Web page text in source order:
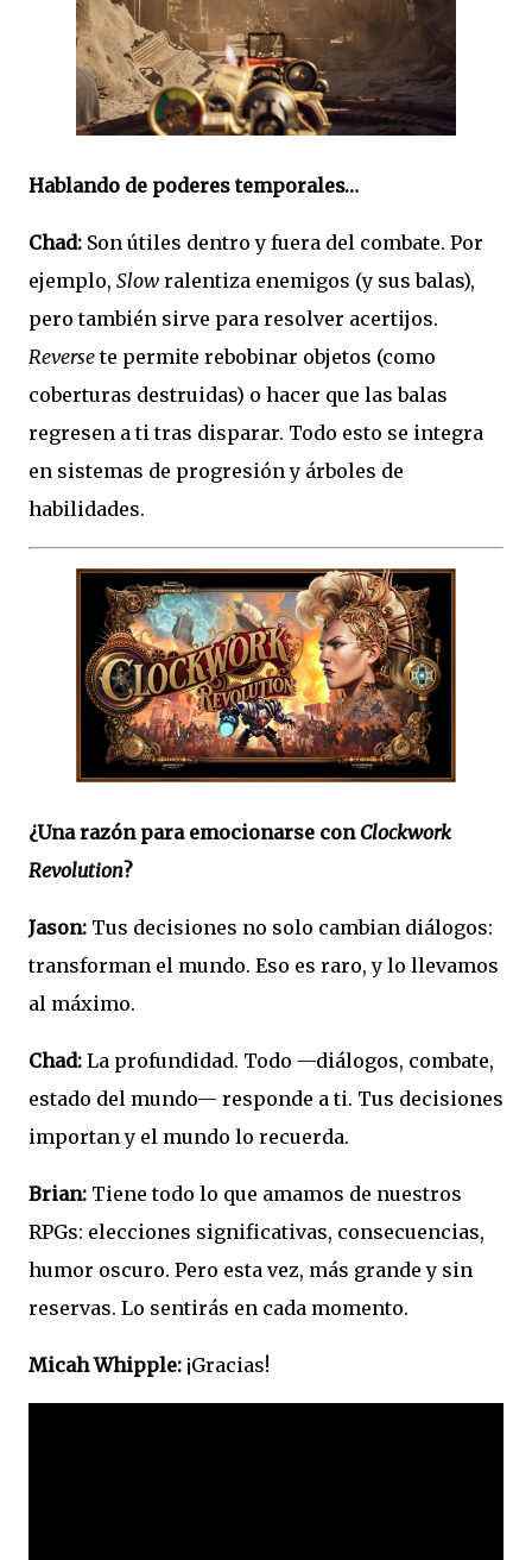
Hablando de poderes temporales…
Chad: Son útiles dentro y fuera del combate. Por
ejemplo, Slow ralentiza enemigos (y sus balas),
pero también sirve para resolver acertijos.
Reversete permite rebobinar objetos (como
coberturas destruidas) o hacer que las balas
regresen a ti tras disparar. Todo esto se integra
en sistemas de progresión y árboles de
habilidades.
¿Una razón para emocionarse con Clockwork
Revolution?
Jason: Tus decisiones no solo cambian diálogos:
transforman el mundo. Eso es raro, y lo llevamos
al máximo.
Chad: La profundidad. Todo —diálogos, combate,
estado del mundo— responde a ti. Tus decisiones
importan y el mundo lo recuerda.
Brian: Tiene todo lo que amamos de nuestros
RPGs: elecciones significativas, consecuencias,
humor oscuro. Pero esta vez, más grande y sin
reservas. Lo sentirás en cada momento.
Micah Whipple: ¡Gracias!